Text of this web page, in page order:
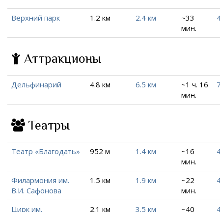
Верхний парк 1.2 км 2.4 км
~33
мин.
Аттракционы
Дельфинарий 4.8 км 6.5 км
~1 ч. 16
мин.
Театры
Театр «Благодать» 952 м 1.4 км
~16
мин.
Филармония им.
В.И. Сафонова
1.5 км 1.9 км
~22
мин.
Цирк им.
2.1 км 3.5 км
~40